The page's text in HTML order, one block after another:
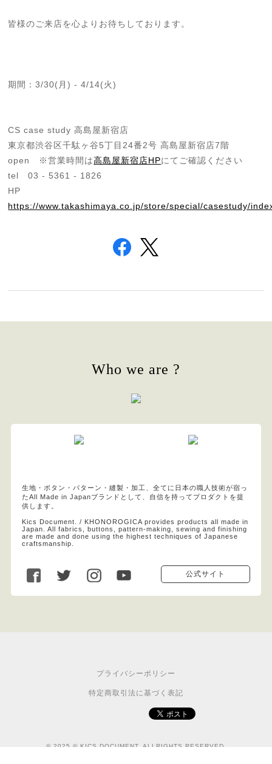
皆様のご来店を心よりお待ちしております。
期間：3/30(月) - 4/14(火)
CS case study 高島屋新宿店
東京都渋谷区千駄ヶ谷5丁目24番2号 高島屋新宿店7階
open ※営業時間は高島屋新宿店HPにてご確認ください
tel 03 - 5361 - 1826
HP
https://www.takashimaya.co.jp/store/special/casestudy/
Who we are ?
生地・ボタン・パターン・縫製・加工、全てに日本の職人技術が宿っ
たAll Made in Japanブランドとして、自信を持ってプロダクトを提
供します。
Kics Document. / KHONOROGICA provides products all made in
Japan. All fabrics, buttons, pattern-making, sewing and finishing
are made and done using the highest techniques of Japanese
craftsmanship.
公式サイト
プライバシーポリシー
特定商取引法に基づく表記
© 2025 © KICS DOCUMENT. ALLRIGHTS RESERVED.